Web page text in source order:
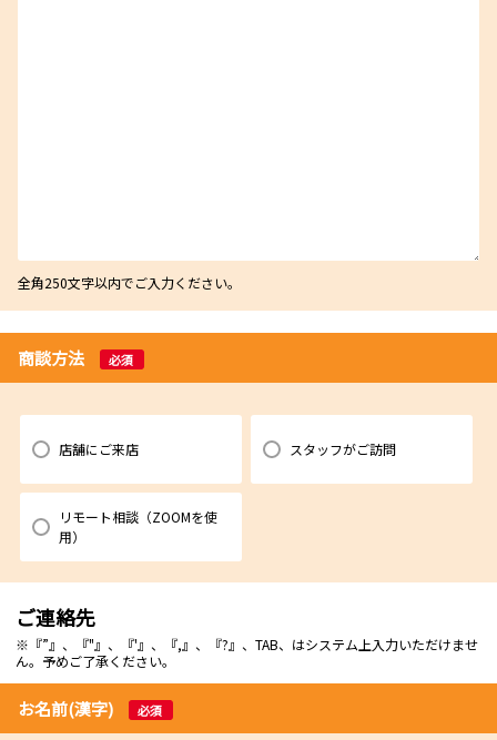
全角250文字以内でご入力ください。
商談方法 必須
店舗にご来店 スタッフがご訪問
リモート相談（ZOOMを使
用）
ご連絡先
※『”』、『"』、『'』、『,』、『?』、TAB、はシステム上入力いただけませ
ん。予めご了承ください。
お名前(漢字) 必須